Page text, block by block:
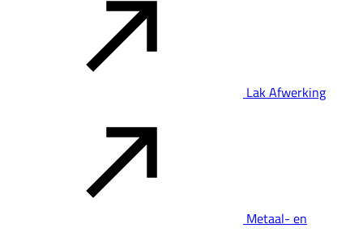
Lak Afwerking
Metaal- en